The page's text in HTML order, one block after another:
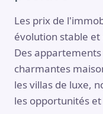
Les prix de
évolution stable
Des
charmantes
les villas de luxe,
les opportunités